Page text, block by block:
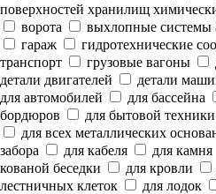
поверхностей хранилищ
ворота
выхлопные системы
гараж
гидротехнические
транспорт
грузовые вагоны
детали двигателей
детали
для автомобилей
для бассейна
бордюров
для бытовой техники
для всех металлических
забора
для кабеля для камня
кованой беседки
для кровли
лестничных клеток
для лодок